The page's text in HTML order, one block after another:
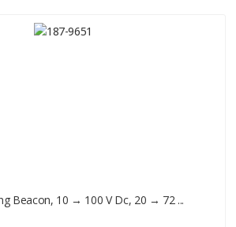
Beacon, 10 → 100 V Dc, 20 → 72 ...